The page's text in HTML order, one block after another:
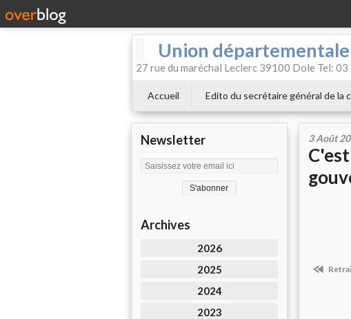
Union départementale
27 rue du maréchal Leclerc 39100 Dole Tel:
Accueil Edito du secrétaire général de la
Newsletter
Archives
2026
2025
2024
2023
3 Août